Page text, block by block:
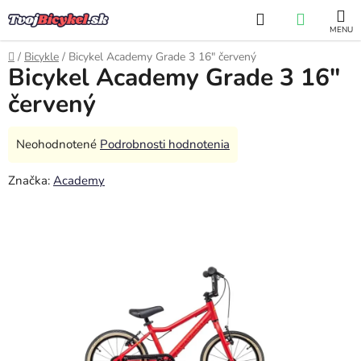
na
obsah
Hľadať
KOŠÍK
Domov
/ Bicykle / Bicykel Academy Grade 3 16" červený
Bicykel Academy Grade 3 16"
červený
Priemerné
produktu
Neohodnotené Podrobnosti hodnotenia
Značka: Academy